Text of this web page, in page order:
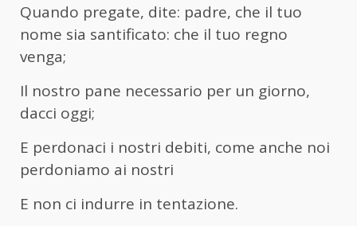
Quando pregate, dite: padre, che il tuo
nome sia santificato: che il tuo regno
venga;
Il nostro pane necessario per un giorno,
dacci oggi;
E perdonaci i nostri debiti, come anche noi
perdoniamo ai nostri
E non ci indurre in tentazione.